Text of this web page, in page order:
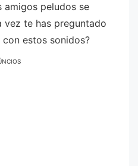
amigos peludos se
vez te has preguntado
estos sonidos?